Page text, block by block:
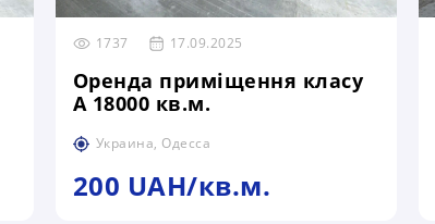
1737 17.09.2025
Оренда приміщення класу
А 18000 кв.м.
Украина, Одесса
200 UAH/кв.м.